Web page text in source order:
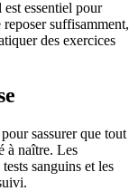
essentiel pour
suffisamment,
des exercices
sassurer que tout
à naître. Les
sanguins et les